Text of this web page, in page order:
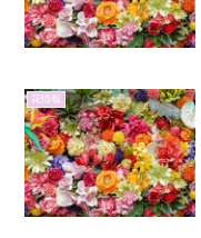
花情報